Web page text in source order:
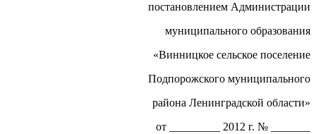
постановлением Администрации
муниципального образования
«Винницкое сельское поселение
Подпорожского муниципального
района Ленинградской области»
от _________ 2012 г. № _______